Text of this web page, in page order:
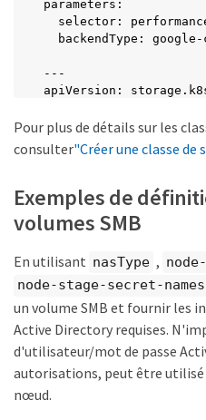
parameters:
selector:
backendType:
---
apiVersion:
metadata:
  name: standard-sc
provisioner:
selector:
backendType: google-
Pour plus de détails sur les
consulter"Créer une classe de
Exemples de
volumes SMB
En utilisant nasType ,
node-stage-secret-
un volume SMB et fournir les
Active Directory requises.
d'utilisateur/mot de passe
autorisations, peut être utilisé
nœud.